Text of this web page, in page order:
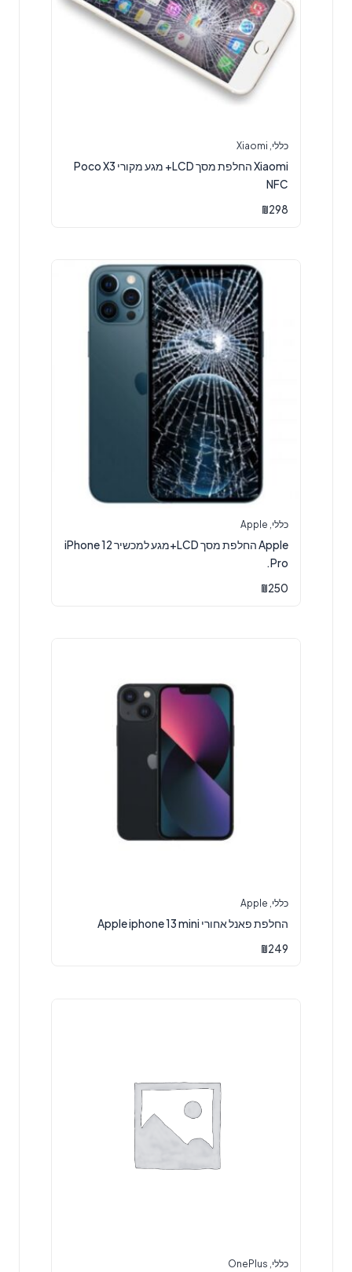
כללי Xiaomi
Xiaomi החלפת מסך LCD+ מגע מקורי Poco X3
NFC
₪298
כללי Apple
Apple החלפת מסך LCD+מגע למכשיר iPhone 12
Pro.
₪250
כללי Apple
החלפת פאנל אחורי Apple iphone 13 mini
₪249
כללי OnePlus